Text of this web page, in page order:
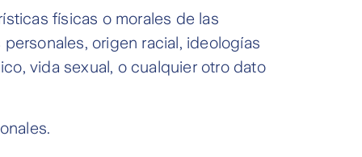
físicas o morales de las
origen racial, ideologías
vida sexual, o cualquier otro dato